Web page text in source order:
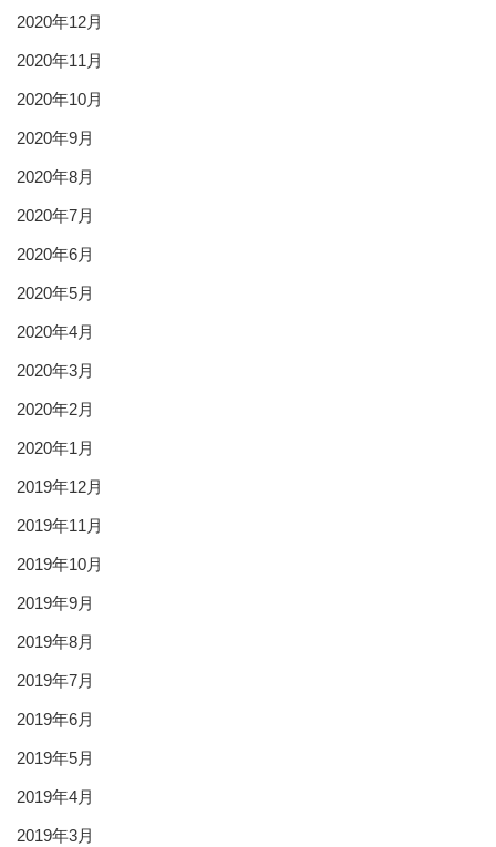
2020年12月
2020年11月
2020年10月
2020年9月
2020年8月
2020年7月
2020年6月
2020年5月
2020年4月
2020年3月
2020年2月
2020年1月
2019年12月
2019年11月
2019年10月
2019年9月
2019年8月
2019年7月
2019年6月
2019年5月
2019年4月
2019年3月